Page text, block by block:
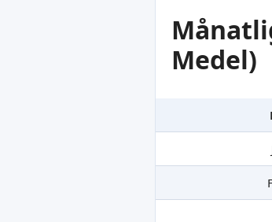
Medel)